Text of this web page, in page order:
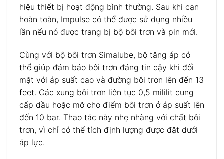
hiệu thiết bị hoạt động bình thường. Sau khi cạn
hoàn toàn, Impulse có thể được sử dụng nhiều
lần nếu nó được trang bị bộ bôi trơn và pin mới.
Cùng với bộ bôi trơn Simalube, bộ tăng áp có
thể giúp đảm bảo bôi trơn đáng tin cậy khi đối
mặt với áp suất cao và đường bôi trơn lên đến 13
feet. Các xung bôi trơn liên tục 0,5 mililit cung
cấp dầu hoặc mỡ cho điểm bôi trơn ở áp suất lên
đến 10 bar. Thao tác này nhẹ nhàng với chất bôi
trơn, vì chỉ có thể tích định lượng được đặt dưới
áp lực.